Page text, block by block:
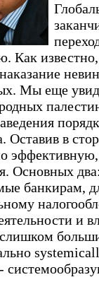
Как
Мы еще
Оставив в
Основных
банкирам,
и